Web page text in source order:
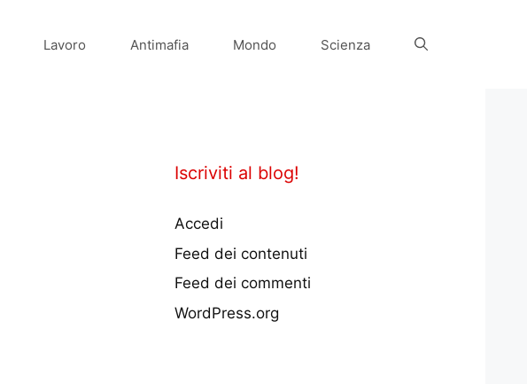
Lavoro Antimafia Mondo Scienza
Iscriviti al blog!
Accedi
Feed dei contenuti
Feed dei commenti
WordPress.org